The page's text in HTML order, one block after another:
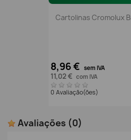
Cartolinas Cromolux
8,96 € sem IVA
11,02 € com IVA
0 Avaliação(ões)
Avaliações (0)